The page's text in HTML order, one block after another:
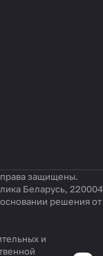
защищены.
Беларусь, 220004
решения от
и